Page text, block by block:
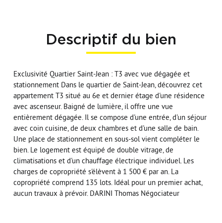
Descriptif du bien
Exclusivité Quartier Saint-Jean : T3 avec vue dégagée et
stationnement Dans le quartier de Saint-Jean, découvrez cet
appartement T3 situé au 6e et dernier étage d'une résidence
avec ascenseur. Baigné de lumière, il offre une vue
entièrement dégagée. Il se compose d'une entrée, d'un séjour
avec coin cuisine, de deux chambres et d'une salle de bain.
Une place de stationnement en sous-sol vient compléter le
bien. Le logement est équipé de double vitrage, de
climatisations et d'un chauffage électrique individuel. Les
charges de copropriété s'élèvent à 1 500 € par an. La
copropriété comprend 135 lots. Idéal pour un premier achat,
aucun travaux à prévoir. DARINI Thomas Négociateur